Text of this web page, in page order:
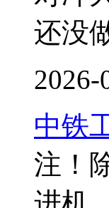
还没
2026-
中铁
注！